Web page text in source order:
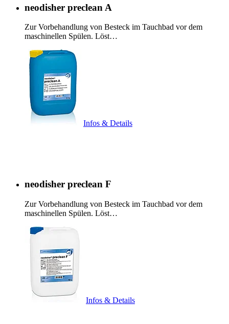
neodisher preclean A
Zur Vorbehandlung von Besteck im Tauchbad vor dem
maschinellen Spülen. Löst…
Infos & Details
neodisher preclean F
Zur Vorbehandlung von Besteck im Tauchbad vor dem
maschinellen Spülen. Löst…
Infos & Details